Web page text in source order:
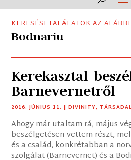
KERESÉSI TALÁLATOK AZ
Bodnariu
Kerekasztal-
Barnevernetről
2016. JÚNIUS 11. |DIVINITY,
Ahogy már utaltam rá, május
beszélgetésen vettem részt,
és a család, konkrétabban a
szolgálat (Barnevernet) és a